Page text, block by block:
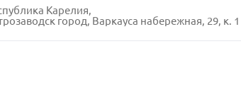
Карелия,
город, Варкауса набережная, 29, к. 1